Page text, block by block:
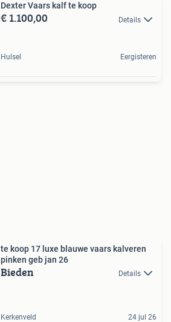
Dexter Vaars kalf te koop
€ 1.100,00 Details
Hulsel Eergisteren
te koop 17 luxe blauwe vaars kalveren
pinken geb jan 26
Bieden Details
Kerkenveld 24 jul 26